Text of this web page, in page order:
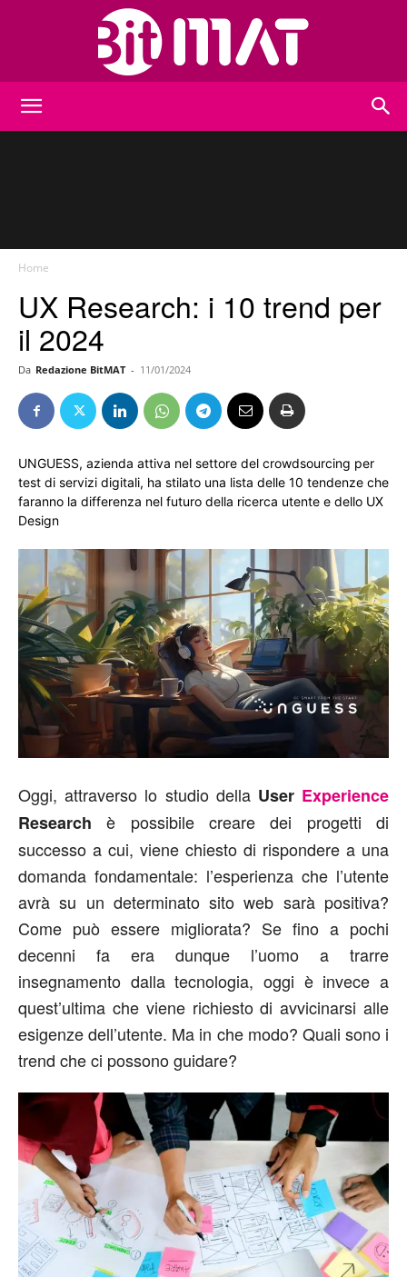
Home
UX Research: i 10 trend per
il 2024
Da Redazione BitMAT - 11/01/2024
UNGUESS, azienda attiva nel settore del crowdsourcing per
test di servizi digitali, ha stilato una lista delle 10 tendenze che
faranno la differenza nel futuro della ricerca utente e dello UX
Design
Oggi, attraverso lo studio della User Experience
Research è possibile creare dei progetti di
successo a cui, viene chiesto di rispondere a una
domanda fondamentale: l’esperienza che l’utente
avrà su un determinato sito web sarà positiva?
Come può essere migliorata? Se fino a pochi
decenni fa era dunque l’uomo a trarre
insegnamento dalla tecnologia, oggi è invece a
quest’ultima che viene richiesto di avvicinarsi alle
esigenze dell’utente. Ma in che modo? Quali sono i
trend che ci possono guidare?